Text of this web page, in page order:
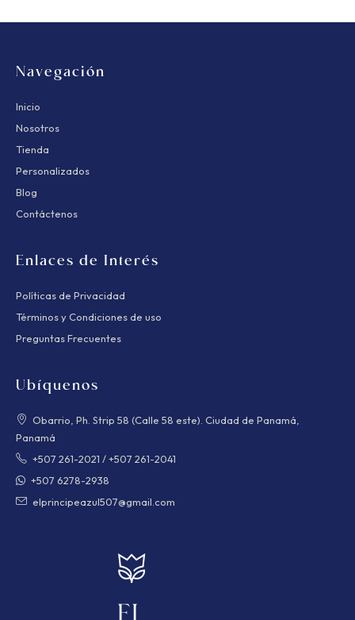
Navegación
Inicio
Nosotros
Tienda
Personalizados
Blog
Contáctenos
Enlaces de Interés
Políticas de Privacidad
Términos y Condiciones de uso
Preguntas Frecuentes
Ubíquenos
Obarrio, Ph. Strip 58 (Calle 58 este). Ciudad de Panamá,
Panamá
+507 261-2021 /+507 261-2041
+507 6278-2938
elprincipeazul507@gmail.com